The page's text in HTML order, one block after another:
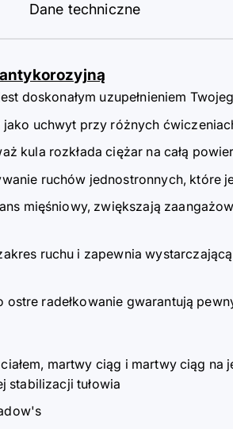
doskonałym uzupełnieniem
jako uchwyt przy różnych
kula rozkłada ciężar na całą
ruchów jednostronnych, które
mięśniowy, zwiększają
ruchu i zapewnia
radełkowanie gwarantują
martwy ciąg i martwy ciąg
stabilizacji tułowia
Dane techniczne